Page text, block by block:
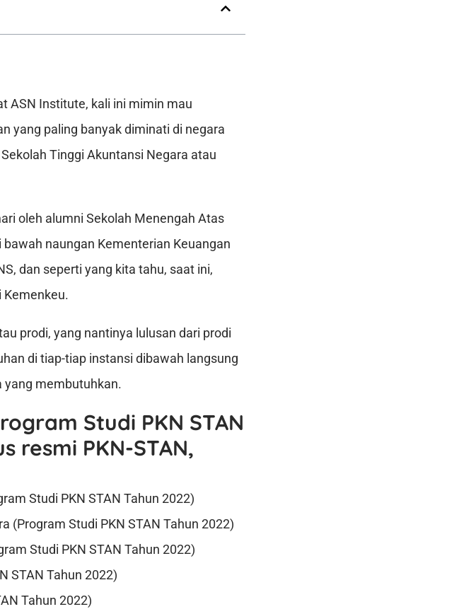
ASN Institute, kali ini mimin mau
yang paling banyak diminati di negara
Tinggi Akuntansi Negara atau
oleh alumni Sekolah Menengah Atas
naungan Kementerian Keuangan
dan seperti yang kita tahu, saat ini,
Kemenkeu.
prodi, yang nantinya lulusan dari prodi
di tiap-tiap instansi dibawah langsung
yang membutuhkan.
Studi PKN STAN
resmi PKN-STAN,
Studi PKN STAN Tahun 2022)
(Program Studi PKN STAN Tahun 2022)
Studi PKN STAN Tahun 2022)
STAN Tahun 2022)
Tahun 2022)